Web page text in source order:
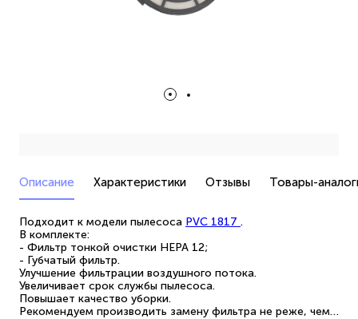
Описание Характеристики Отзывы Товары-
Подходит к модели пылесоса PVC 1817 .
В комплекте:
- Фильтр тонкой очистки HEPA 12;
- Губчатый фильтр.
Улучшение фильтрации воздушного потока.
Увеличивает срок службы пылесоса.
Повышает качество уборки.
Рекомендуем производить замену фильтра не реже, чем